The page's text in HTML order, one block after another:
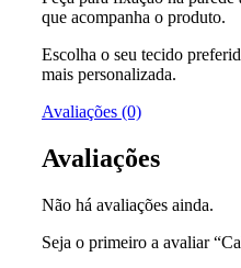
que acompanha o produto.
Escolha o seu tecido
mais personalizada.
Avaliações (0)
Avaliações
Não há avaliações ainda.
Seja o primeiro a avaliar